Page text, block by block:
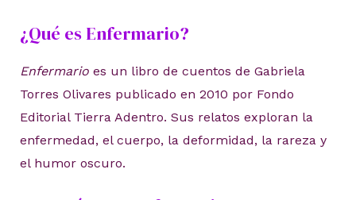
¿Qué es Enfermario?
Enfermarioes un libro de cuentos de Gabriela
Torres Olivares publicado en 2010 por Fondo
Editorial Tierra Adentro. Sus relatos exploran la
enfermedad, el cuerpo, la deformidad, la rareza y
el humor oscuro.